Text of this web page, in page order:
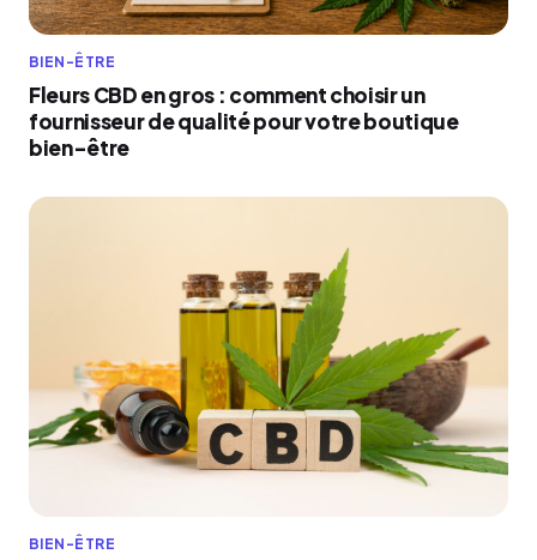
BIEN-ÊTRE
Fleurs CBD en gros : comment choisir un
fournisseur de qualité pour votre boutique
bien-être
BIEN-ÊTRE